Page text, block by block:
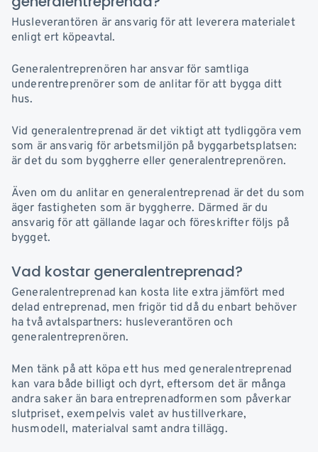
Husleverantören är ansvarig för att leverera materialet
enligt ert köpeavtal.
Generalentreprenören har ansvar för samtliga
underentreprenörer som de anlitar för att bygga ditt
hus.
Vid generalentreprenad är det viktigt att tydliggöra vem
som är ansvarig för arbetsmiljön på byggarbetsplatsen:
är det du som byggherre eller generalentreprenören.
Även om du anlitar en generalentreprenad är det du som
äger fastigheten som är byggherre. Därmed är du
ansvarig för att gällande lagar och föreskrifter följs på
bygget.
Vad kostar generalentreprenad?
Generalentreprenad kan kosta lite extra jämfört med
delad entreprenad, men frigör tid då du enbart behöver
ha två avtalspartners: husleverantören och
generalentreprenören.
Men tänk på att köpa ett hus med generalentreprenad
kan vara både billigt och dyrt, eftersom det är många
andra saker än bara entreprenadformen som påverkar
slutpriset, exempelvis valet av hustillverkare,
husmodell, materialval samt andra tillägg.